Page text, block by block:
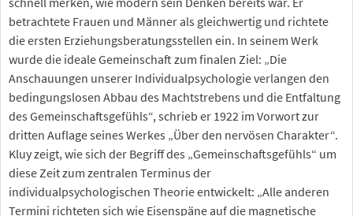
betrachtete Frauen und Männer als gleichwertig und richtete
die ersten Erziehungsberatungsstellen ein. In seinem Werk
wurde die ideale Gemeinschaft zum finalen Ziel: „Die
Anschauungen unserer Individualpsychologie verlangen den
bedingungslosen Abbau des Machtstrebens und die Entfaltung
des Gemeinschaftsgefühls“, schrieb er 1922 im Vorwort zur
dritten Auflage seines Werkes „Über den nervösen Charakter“.
Kluy zeigt, wie sich der Begriff des „Gemeinschaftsgefühls“ um
diese Zeit zum zentralen Terminus der
individualpsychologischen Theorie entwickelt: „Alle anderen
Termini richteten sich wie Eisenspäne auf die magnetische